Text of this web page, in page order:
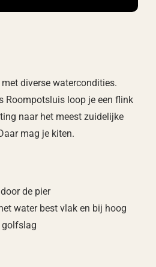
diverse watercondities.
Roompotsluis loop je een flink
naar het meest zuidelijke
mag je kiten.
de pier
water best vlak en bij hoog
golfslag